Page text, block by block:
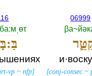
06999
[conj-consec ~
vp ~nfp]